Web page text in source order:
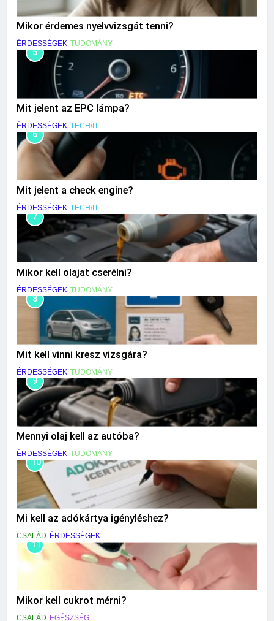
Mikor érdemes nyelvvizsgát tenni?
ÉRDESSÉGEK TUDOMÁNY
5
Mit jelent az EPC lámpa?
ÉRDESSÉGEK TECH/IT
6
Mit jelent a check engine?
ÉRDESSÉGEK TECH/IT
7
Mikor kell olajat cserélni?
ÉRDESSÉGEK TUDOMÁNY
8
Mit kell vinni kresz vizsgára?
ÉRDESSÉGEK TUDOMÁNY
9
Mennyi olaj kell az autóba?
ÉRDESSÉGEK TUDOMÁNY
10
Mi kell az adókártya igényléshez?
CSALÁD ÉRDESSÉGEK
11
Mikor kell cukrot mérni?
CSALÁD EGÉSZSÉG